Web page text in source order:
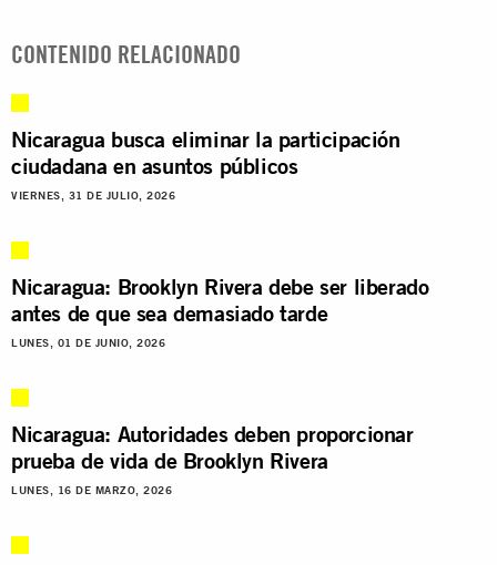
CONTENIDO RELACIONADO
Nicaragua busca eliminar la participación
ciudadana en asuntos públicos
VIERNES, 31 DE JULIO, 2026
Nicaragua: Brooklyn Rivera debe ser liberado
antes de que sea demasiado tarde
LUNES, 01 DE JUNIO, 2026
Nicaragua: Autoridades deben proporcionar
prueba de vida de Brooklyn Rivera
LUNES, 16 DE MARZO, 2026